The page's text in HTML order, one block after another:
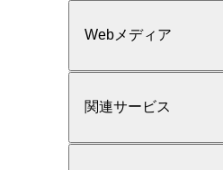
Webメディア
関連サービス